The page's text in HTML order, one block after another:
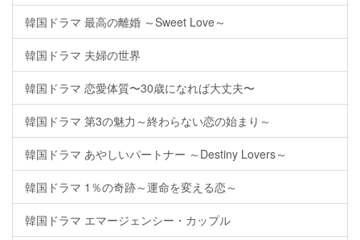
韓国ドラマ 最高の離婚 ～Sweet Love～
韓国ドラマ 夫婦の世界
韓国ドラマ 恋愛体質〜30歳になれば大丈夫〜
韓国ドラマ 第3の魅力～終わらない恋の始まり～
韓国ドラマ あやしいパートナー ～Destiny Lovers～
韓国ドラマ 1％の奇跡～運命を変える恋～
韓国ドラマ エマージェンシー・カップル